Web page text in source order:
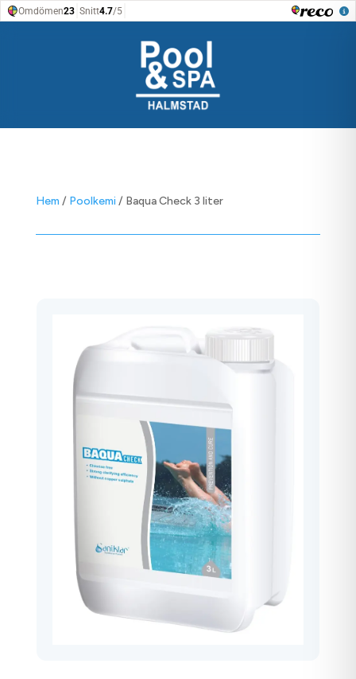
Hem / Poolkemi / Baqua Check 3 liter